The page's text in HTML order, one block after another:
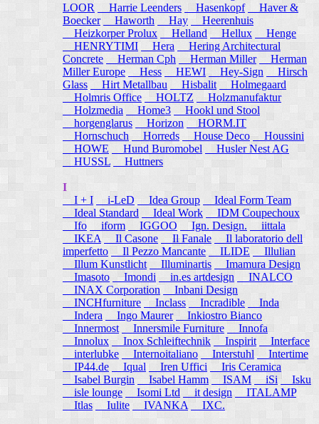
LOOR
Harrie Leenders Hasenkopf
Haver &
Boecker
Haworth Hay
Heerenhuis
Heizkorper Prolux
Helland Hellux
Henge
HENRYTIMI
Hera
Hering Architectural
Concrete
Herman Cph Herman Miller
Herman
Miller Europe
Hess HEWI Hey-Sign
Hirsch
Glass
Hirt Metallbau Hisbalit
Holmegaard
Holmris Office
HOLTZ
Holzmanufaktur
Holzmedia
Home3
Hookl und Stool
horgenglarus
Horizon
HORM.IT
Hornschuch
Horreds House Deco
Houssini
HOWE
Hund Buromobel
Husler Nest AG
HUSSL
Huttners
I
I + I
i-LeD Idea Group
Ideal Form Team
Ideal Standard
Ideal Work
IDM Coupechoux
Ifo
iform IGGOO Ign. Design.
iittala
IKEA
Il Casone Il Fanale
Il laboratorio dell
imperfetto
Il Pezzo Mancante ILIDE
Illulian
Illum Kunstlicht
Illuminartis
Imamura Design
Imasoto
Imondi in.es artdesign
INALCO
INAX Corporation
Inbani Design
INCHfurniture
Inclass Incradible
Inda
Indera
Ingo Maurer
Inkiostro Bianco
Innermost
Innersmile Furniture
Innofa
Innolux
Inox Schleiftechnik Inspirit
Interface
interlubke
Internoitaliano Interstuhl
Intertime
IP44.de
Iqual Iren Uffici
Iris Ceramica
Isabel Burgin
Isabel Hamm ISAM iSi Isku
isle lounge
Isomi Ltd it design
ITALAMP
Itlas
Iulite IVANKA IXC.